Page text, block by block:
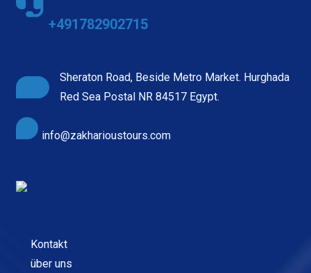
+491782902715
Sheraton Road, Beside Metro Market. Hurghada
Red Sea Postal NR 84517 Egypt.
info@zakharioustours.com
Kontakt
über uns